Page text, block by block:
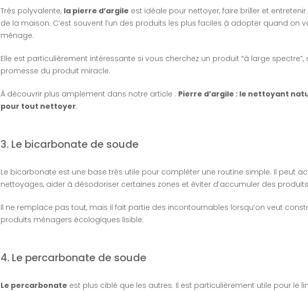
Très polyvalente, la pierre d’argile est idéale pour nettoyer, faire briller et
de la maison. C’est souvent l’un des produits les plus faciles à adopter quand on
ménage.
Elle est particulièrement intéressante si vous cherchez un produit “à large
promesse du produit miracle.
À découvrir plus amplement dans notre article : Pierre d’argile : le nettoyant
pour tout nettoyer.
3. Le bicarbonate de soude
Le bicarbonate est une base très utile pour compléter une routine simple. Il peut
nettoyages, aider à désodoriser certaines zones et éviter d’accumuler des
Il ne remplace pas tout, mais il fait partie des incontournables lorsqu’on veut
produits ménagers écologiques lisible.
4. Le percarbonate de soude
Le percarbonate est plus ciblé que les autres. Il est particulièrement utile pour le